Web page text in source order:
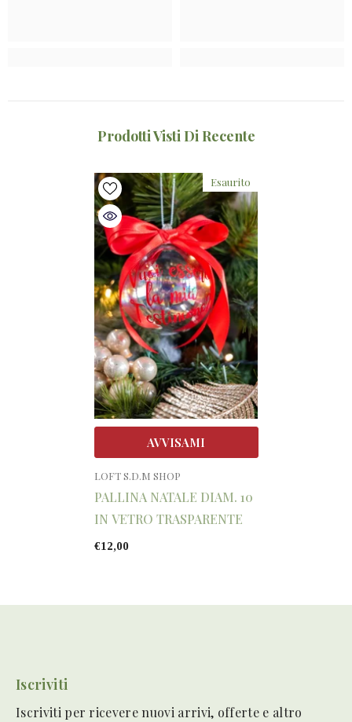
Prodotti Visti Di Recente
Esaurito
AVVISAMI
VENDITORE:
LOFT S.D.M SHOP
PALLINA NATALE DIAM. 10
IN VETRO TRASPARENTE
€12,00
Iscriviti
Iscriviti per ricevere nuovi arrivi, offerte e altro